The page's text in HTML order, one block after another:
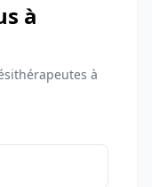
à
à